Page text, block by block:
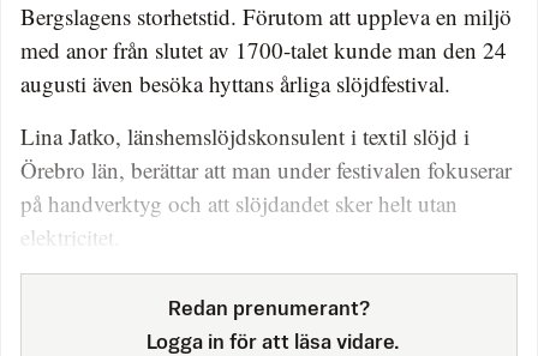
Bergslagens storhetstid. Förutom att uppleva en miljö
med anor från slutet av 1700-talet kunde man den 24
augusti även besöka hyttans årliga slöjdfestival.
Lina Jatko, länshemslöjdskonsulent i textil slöjd i
Örebro län, berättar att man under festivalen fokuserar
på handverktyg och att slöjdandet sker helt utan
elektricitet.
Redan prenumerant?
Logga in för att läsa vidare.